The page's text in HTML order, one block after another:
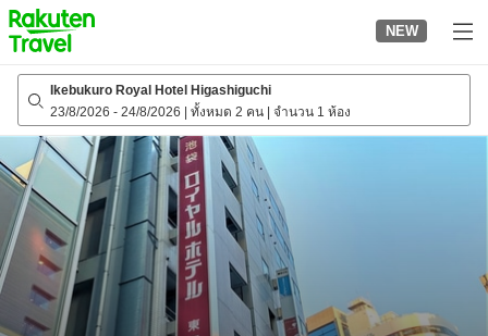
to
top
page
NEW
Ikebukuro Royal Hotel Higashiguchi
23/8/2026 - 24/8/2026 ทั้งหมด 2 คน จำนวน 1 ห้อง